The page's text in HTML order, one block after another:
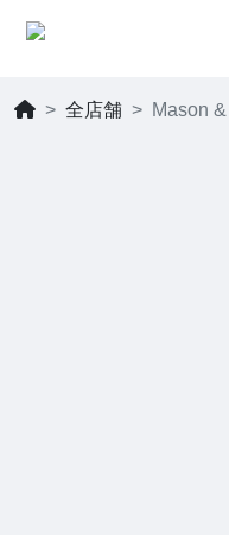
全店舗 Mason